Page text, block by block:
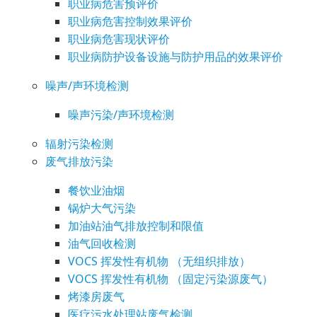
职业病危害预评价
职业病危害控制效果评价
职业病危害现状评价
职业病防护设备设施与防护用品的效果评价
噪声/声环境检测
噪声污染/声环境检测
辐射污染检测
废气排放污染
餐饮业油烟
锅炉大气污染
加油站油气排放控制和限值
油气回收检测
VOCS 挥发性有机物 （无组织排放）
VOCS 挥发性有机物 （固定污染源废气）
烤漆房废气